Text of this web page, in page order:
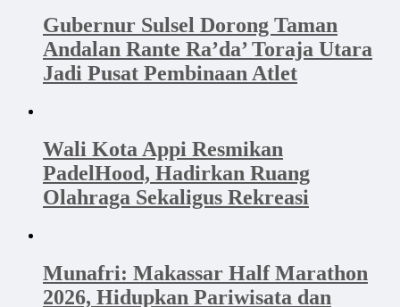
Gubernur Sulsel Dorong Taman
Andalan Rante Ra’da’ Toraja Utara
Jadi Pusat Pembinaan Atlet
Wali Kota Appi Resmikan
PadelHood, Hadirkan Ruang
Olahraga Sekaligus Rekreasi
Munafri: Makassar Half Marathon
2026, Hidupkan Pariwisata dan